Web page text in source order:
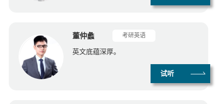
董仲蠡 考研英语
英文底蕴深厚。
试听